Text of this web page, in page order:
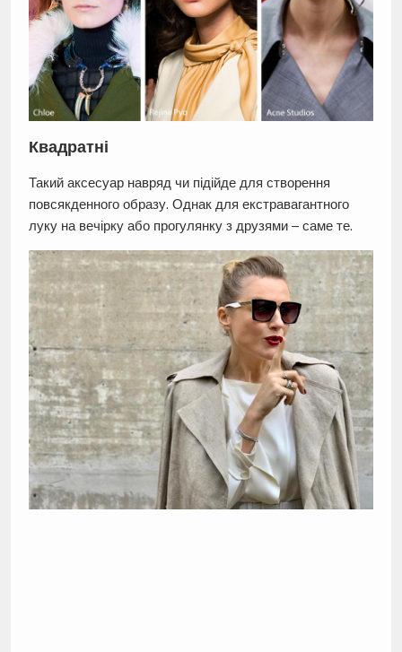
Квадратні
Такий аксесуар навряд чи підійде для створення
повсякденного образу. Однак для екстравагантного
луку на вечірку або прогулянку з друзями – саме те.